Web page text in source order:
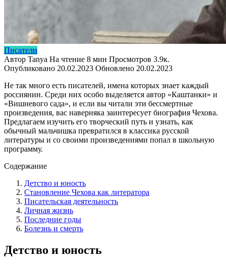
Писатели
Автор Tanya На чтение 8 мин Просмотров 3.9к.
Опубликовано 20.02.2023 Обновлено 20.02.2023
Не так много есть писателей, имена которых знает каждый
россиянин. Среди них особо выделяется автор «Каштанки» и
«Вишневого сада», и если вы читали эти бессмертные
произведения, вас наверняка заинтересует биография Чехова.
Предлагаем изучить его творческий путь и узнать, как
обычный мальчишка превратился в классика русской
литературы и со своими произведениями попал в школьную
программу.
Содержание
Детство и юность
Становление Чехова как литератора
Писательская деятельность
Личная жизнь
Последние годы
Болезнь и смерть
Детство и юность